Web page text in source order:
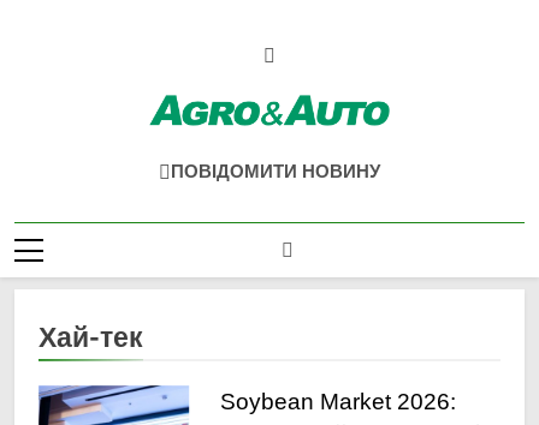
Agro & Auto
ПОВІДОМИТИ НОВИНУ
Хай-тек
Soybean Market 2026: